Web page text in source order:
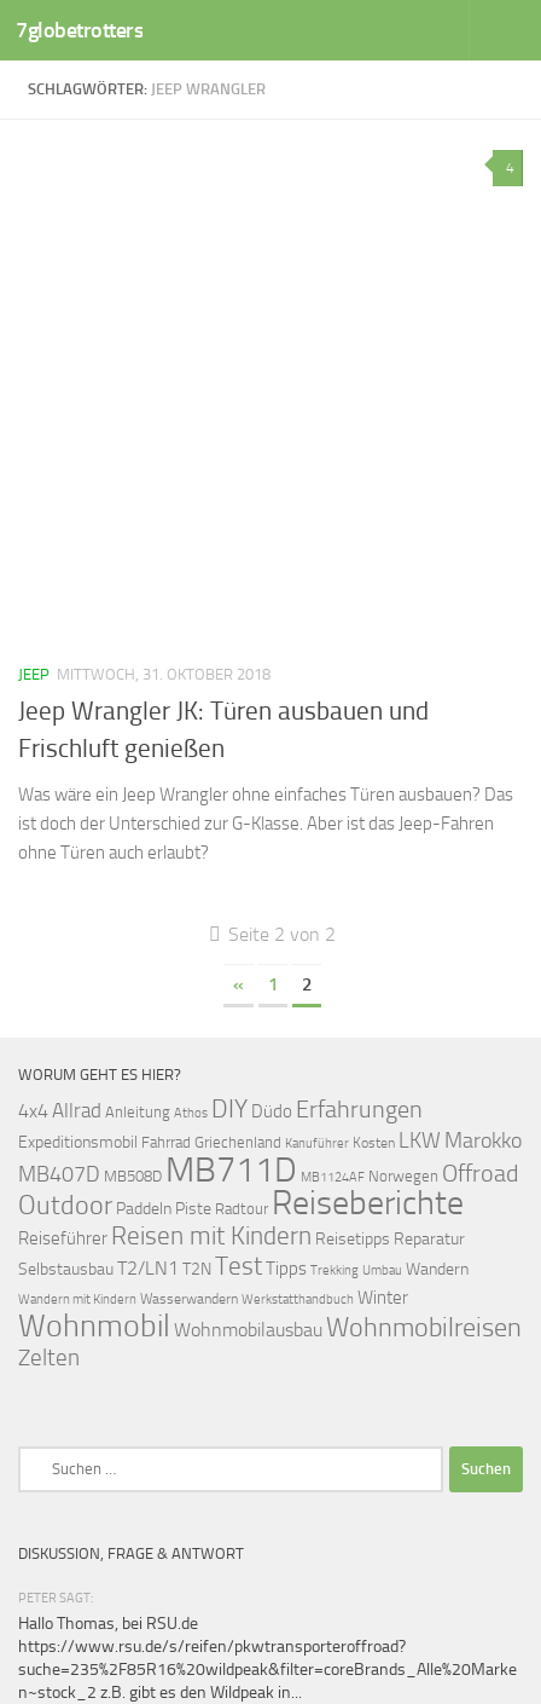
Zum Inhalt springen
7globetrotters
SCHLAGWÖRTER: JEEP WRANGLER
4
JEEP MITTWOCH, 31. OKTOBER 2018
Jeep Wrangler JK: Türen ausbauen und
Frischluft genießen
Was wäre ein Jeep Wrangler ohne einfaches Türen ausbauen? Das
ist doch der Unterschied zur G-Klasse. Aber ist das Jeep-Fahren
ohne Türen auch erlaubt?
Seite 2 von 2
« 1 2
WORUM GEHT ES HIER?
4x4 Allrad Anleitung Athos DIY Düdo Erfahrungen
Expeditionsmobil Fahrrad Griechenland Kanuführer Kosten LKW Marokko
MB407D MB508D MB711D MB1124AF Norwegen Offroad
Outdoor Paddeln Piste Radtour Reiseberichte
Reiseführer Reisen mit Kindern Reisetipps Reparatur
SelbstausbauT2/LN1 T2N TestTipps Trekking Umbau Wandern
Wandern mit Kindern Wasserwandern Werkstatthandbuch Winter
Wohnmobil Wohnmobilausbau Wohnmobilreisen
Zelten
DISKUSSION, FRAGE & ANTWORT
PETER SAGT:
Hallo Thomas, bei RSU.de
https://www.rsu.de/s/reifen/pkwtransporteroffroad?
suche=235%2F85R16%20wildpeak&filter=coreBrands_Alle%20Marke
n~stock_2 z.B. gibt es den Wildpeak in...